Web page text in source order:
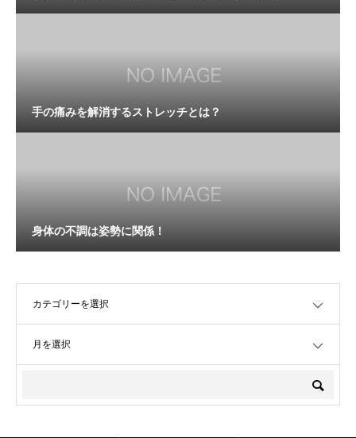
手の痛みを解消するストレッチとは？
身体の不調は姿勢に関係！